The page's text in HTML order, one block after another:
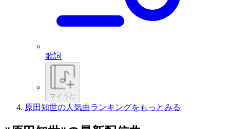
歌詞
マイうた
原田知世の人気曲ランキングをもっとみる